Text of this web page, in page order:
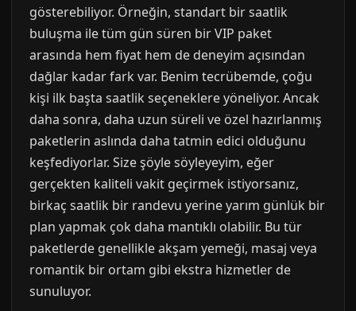
gösterebiliyor. Örneğin, standart bir saatlik
buluşma ile tüm gün süren bir VIP paket
arasında hem fiyat hem de deneyim açısından
dağlar kadar fark var. Benim tecrübemde, çoğu
kişi ilk başta saatlik seçeneklere yöneliyor. Ancak
daha sonra, daha uzun süreli ve özel hazırlanmış
paketlerin aslında daha tatmin edici olduğunu
keşfediyorlar. Size şöyle söyleyeyim, eğer
gerçekten kaliteli vakit geçirmek istiyorsanız,
birkaç saatlik bir randevu yerine yarım günlük bir
plan yapmak çok daha mantıklı olabilir. Bu tür
paketlerde genellikle akşam yemeği, masaj veya
romantik bir ortam gibi ekstra hizmetler de
sunuluyor.